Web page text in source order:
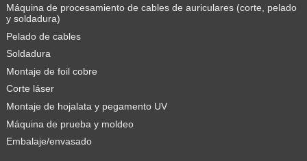
Máquina de procesamiento de cables de auriculares (corte, pelado
y soldadura)
Pelado de cables
Soldadura
Montaje de foil cobre
Corte láser
Montaje de hojalata y pegamento UV
Máquina de prueba y moldeo
Embalaje/envasado